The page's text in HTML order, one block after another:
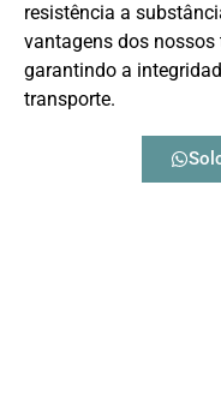
resistência a
vantagens dos
garantindo a
transporte.